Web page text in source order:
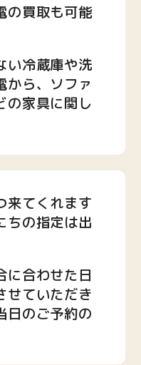
の買取も可能
い冷蔵庫や洗
から、ソファ
の家具に関し
来てくれます
ちの指定は出
に合わせた日
せていただき
日のご予約の